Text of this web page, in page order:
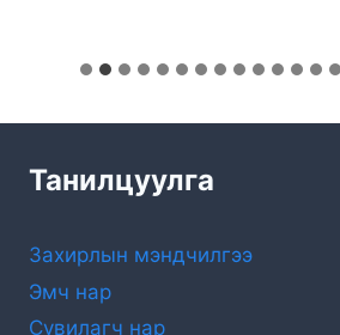
Танилцуулга
Захирлын мэндчилгээ
Эмч нар
Сувилагч нар